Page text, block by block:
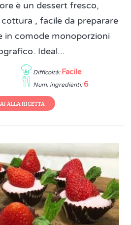
è un dessert fresco,
cottura , facile da preparare
in comode monoporzioni
Ideal...
Difficoltà: Facile
Num. ingredienti: 6
ALLA RICETTA